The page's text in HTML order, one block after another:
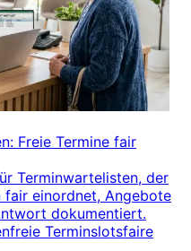
Freie Termine fair
Terminwartelisten, der
fair einordnet, Angebote
dokumentiert.
freie Terminslotsfaire